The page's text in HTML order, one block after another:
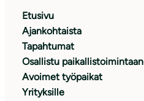
Etusivu
Ajankohtaista
Tapahtumat
Osallistu paikallistoimintaan
Avoimet työpaikat
Yrityksille